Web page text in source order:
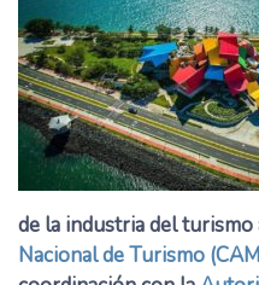
de la industria del turismo
Nacional de Turismo